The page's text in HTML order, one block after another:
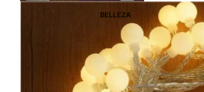
BELLEZA